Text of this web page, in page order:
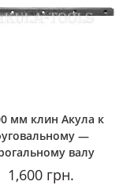
мм клин Акула к
—
валу
1,600грн.